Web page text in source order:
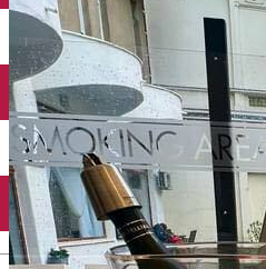
English
Închirieri auto
Închirieri biciclete
Taxi
Încărcare vehicule